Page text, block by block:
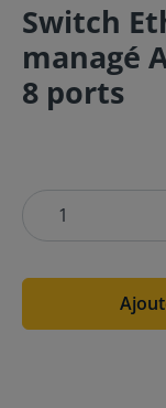
Switch
managé
8 ports